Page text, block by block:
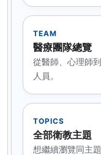
TEAM
醫療團隊總覽
從醫師、心理師
人員。
TOPICS
全部衛教主題
想繼續瀏覽同主